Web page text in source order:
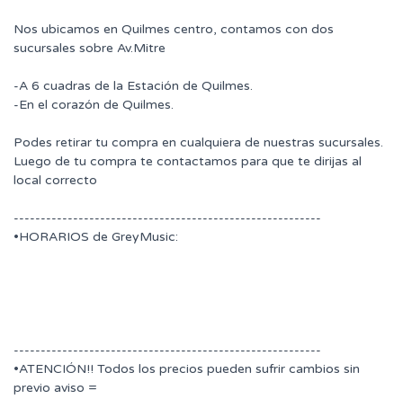
Nos ubicamos en Quilmes centro, contamos con dos
sucursales sobre Av.Mitre
-A 6 cuadras de la Estación de Quilmes.
-En el corazón de Quilmes.
Podes retirar tu compra en cualquiera de nuestras sucursales.
Luego de tu compra te contactamos para que te dirijas al
local correcto
---------------------------------------------------------
•HORARIOS de GreyMusic:
---------------------------------------------------------
•ATENCIÓN!! Todos los precios pueden sufrir cambios sin
previo aviso =